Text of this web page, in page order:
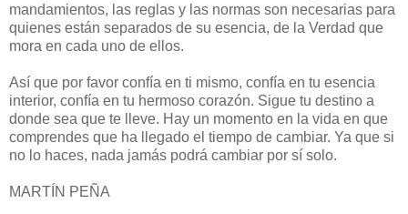
mandamientos, las reglas y las normas son necesarias para
quienes están separados de su esencia, de la Verdad que
mora en cada uno de ellos.
Así que por favor confía en ti mismo, confía en tu esencia
interior, confía en tu hermoso corazón. Sigue tu destino a
donde sea que te lleve. Hay un momento en la vida en que
comprendes que ha llegado el tiempo de cambiar. Ya que si
no lo haces, nada jamás podrá cambiar por sí solo.
MARTÍN PEÑA